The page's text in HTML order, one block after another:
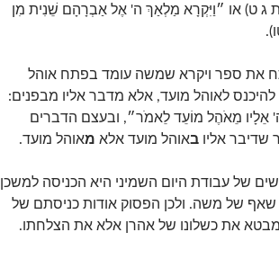
ג ט) או ״וַיִּקְרָא מַלְאַךְ ה' אֶל אַבְרָהָם שֵׁנִית מִן
את ספר ויקרא שמשה עומד בפתח אוהל
להיכנס לאוהל מועד, אלא מדבר אליו מבפנים:
אֵלָיו מֵאֹהֶל מוֹעֵד לֵאמֹר״, ובעצם הדברים
שדיבר אליו באוהל מועד אלא מאוהל מועד.
של עבודת היום השמיני היא הכניסה למשכן
שאף של משה. ולכן הפסוק אודות כניסתם של
מבטא את כשלונו של אהרן אלא את הצלחתו.